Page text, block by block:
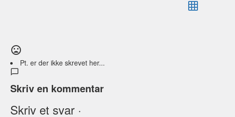
Pt. er der ikke skrevet her...
Skriv en kommentar
Skriv et svar ·